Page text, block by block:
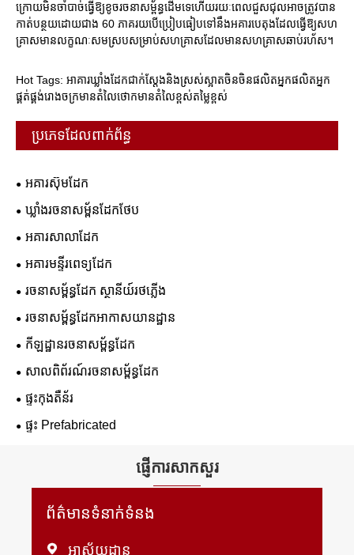
ក្រោយមិនចាំបាច់ធ្វើឱ្យខូចរចនាសម្ព័ន្ធដើមទេហើយរយៈពេលជួសជុលអាចត្រូវបាន
កាត់បន្ថយដោយជាង 60 ភាគរយបើប្រៀបធៀបទៅនឹងអគារបេតុងដែលធ្វើឱ្យសហ
គ្រាសមានលក្ខណៈសមស្របសម្រាប់សហគ្រាសដែលមានសហគ្រាសឆាប់រហ័ស។
Hot Tags: អាគារឃ្លាំងដែកជាក់ស្តែងនិងស្រស់ស្អាតចិនចិនផលិតអ្នកផលិតអ្នក
ផ្គត់ផ្គង់រោងចក្រមានតំលៃថោកមានតំលៃខ្ពស់តម្លៃខ្ពស់
ប្រភេទដែលពាក់ព័ន្ធ
អគារស៊ុមដែក
ឃ្លាំងរចនាសម្ព័នដែកថែប
អគារសាលាដែក
អគារមន្ទីរពេទ្យដែក
រចនាសម្ព័ន្ធដែក ស្ថានីយ៍រថភ្លើង
រចនាសម្ព័ន្ធដែកអាកាសយានដ្ឋាន
កីឡដ្ឋានរចនាសម្ព័ន្ធដែក
សាលពិព័រណ៍រចនាសម្ព័ន្ធដែក
ផ្ទះកុងតឺន័រ
ផ្ទះ Prefabricated
ផ្ញើការសាកសួរ
ព័ត៌មានទំនាក់ទំនង
 អាស័យដ្ឋាន